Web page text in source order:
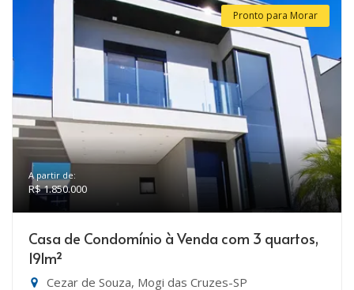
Pronto para Morar
A partir de:
R$ 1.850.000
Casa de Condomínio à Venda com 3 quartos,
191m²
Cezar de Souza, Mogi das Cruzes-SP